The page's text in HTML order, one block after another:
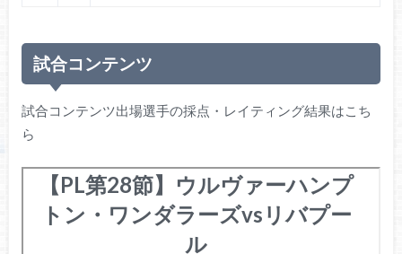
試合コンテンツ
試合コンテンツ出場選手の採点・レイティング結果はこち
ら